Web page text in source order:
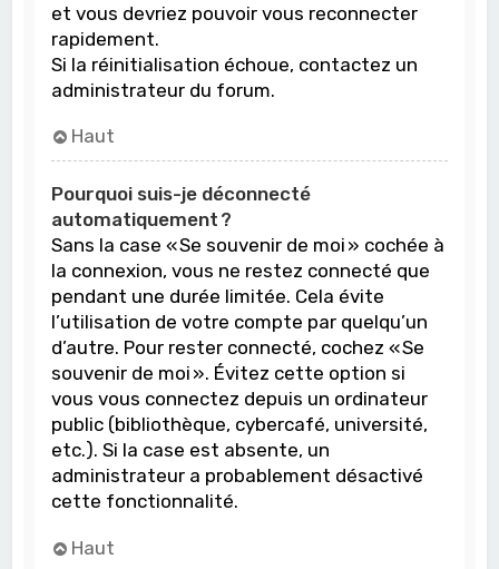
et vous devriez pouvoir vous reconnecter
rapidement.
Si la réinitialisation échoue, contactez un
administrateur du forum.
Haut
Pourquoi suis-je déconnecté
automatiquement ?
Sans la case « Se souvenir de moi » cochée à
la connexion, vous ne restez connecté que
pendant une durée limitée. Cela évite
l’utilisation de votre compte par quelqu’un
d’autre. Pour rester connecté, cochez « Se
souvenir de moi ». Évitez cette option si
vous vous connectez depuis un ordinateur
public (bibliothèque, cybercafé, université,
etc.). Si la case est absente, un
administrateur a probablement désactivé
cette fonctionnalité.
Haut